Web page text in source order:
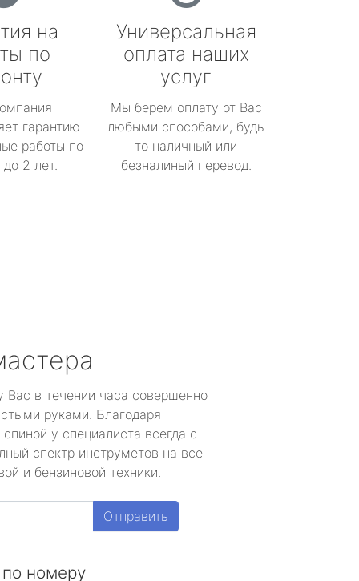
на
по
гарантию
работы по
2 лет.
Универсальная
оплата наших
услуг
Мы берем оплату от Вас
любыми способами, будь
то наличный или
безналиный перевод.
Вас в течении часа совершенно
руками. Благодаря
у специалиста всегда с
спектр инструметов на все
и бензиновой техники.
Отправить
номеру